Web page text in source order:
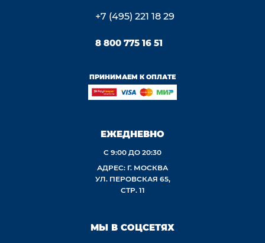
+7 (495) 221 18 29
8 800 775 16 51
ПРИНИМАЕМ К ОПЛАТЕ
ЕЖЕДНЕВНО
С 9:00 ДО 20:30
АДРЕС: Г. МОСКВА
УЛ. ПЕРОВСКАЯ 65,
СТР. 11
МЫ В СОЦСЕТЯХ